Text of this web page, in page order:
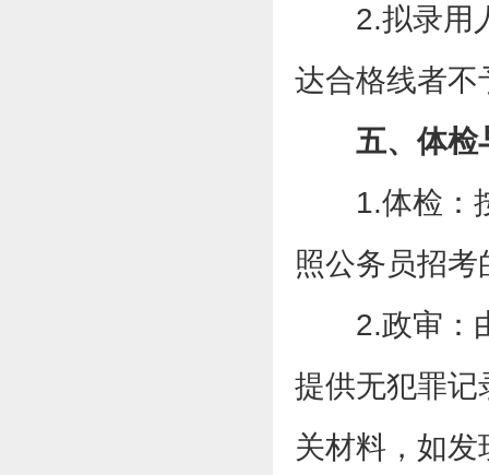
2.拟录用
达合格线者不
五、体检
1.体检：
照公务员招
2.政审：
提供无犯罪记
关材料，如